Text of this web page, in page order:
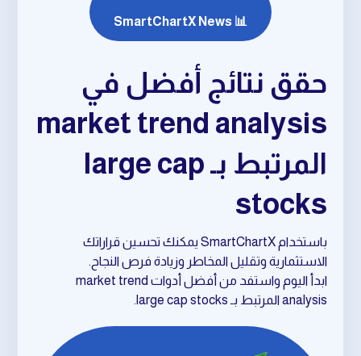
📊 SmartChartX News
حقق نتائج أفضل في
market trend analysis
المرتبط بـ large cap
stocks
باستخدام SmartChartX يمكنك تحسين قراراتك
الاستثمارية وتقليل المخاطر وزيادة فرص النجاح.
ابدأ اليوم واستفد من أفضل أدوات market trend
analysis المرتبط بـ large cap stocks.